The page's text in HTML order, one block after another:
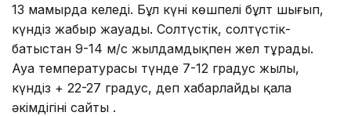
13 мамырда келеді. Бұл күні көшпелі бұлт шығып,
күндіз жаңбыр жауады. Солтүстік, солтүстік-
батыстан 9-14 м/с жылдамдықпен жел тұрады.
Ауа температурасы түнде 7-12 градус жылы,
күндіз + 22-27 градус, деп хабарлайды қала
әкімдігінің сайты .